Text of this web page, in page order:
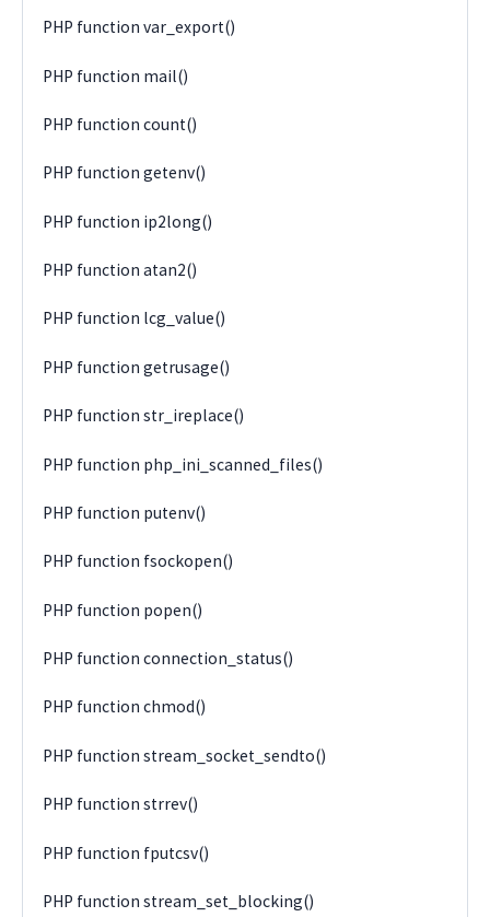
PHP function var_export()
PHP function mail()
PHP function count()
PHP function getenv()
PHP function ip2long()
PHP function atan2()
PHP function lcg_value()
PHP function getrusage()
PHP function str_ireplace()
PHP function php_ini_scanned_files()
PHP function putenv()
PHP function fsockopen()
PHP function popen()
PHP function connection_status()
PHP function chmod()
PHP function stream_socket_sendto()
PHP function strrev()
PHP function fputcsv()
PHP function stream_set_blocking()